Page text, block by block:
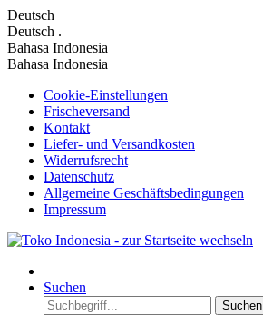
Deutsch
Deutsch .
Bahasa Indonesia
Bahasa Indonesia
Cookie-Einstellungen
Frischeversand
Kontakt
Liefer- und Versandkosten
Widerrufsrecht
Datenschutz
Allgemeine Geschäftsbedingungen
Impressum
Suchen
Suchen